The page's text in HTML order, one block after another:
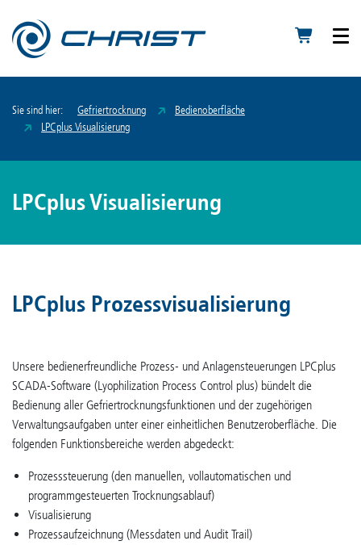
Sie sind hier: Gefriertrocknung
Bedienoberfläche
LPCplus Visualisierung
LPCplus Visualisierung
LPCplus Prozessvisualisierung
Unsere bedienerfreundliche Prozess- und Anlagensteuerungen LPCplus
SCADA-Software (Lyophilization Process Control plus) bündelt die
Bedienung aller Gefriertrocknungsfunktionen und der zugehörigen
Verwaltungsaufgaben unter einer einheitlichen Benutzeroberfläche. Die
folgenden Funktionsbereiche werden abgedeckt:
Prozesssteuerung (den manuellen, vollautomatischen und
programmgesteuerten Trocknungsablauf)
Visualisierung
Prozessaufzeichnung (Messdaten und Audit Trail)